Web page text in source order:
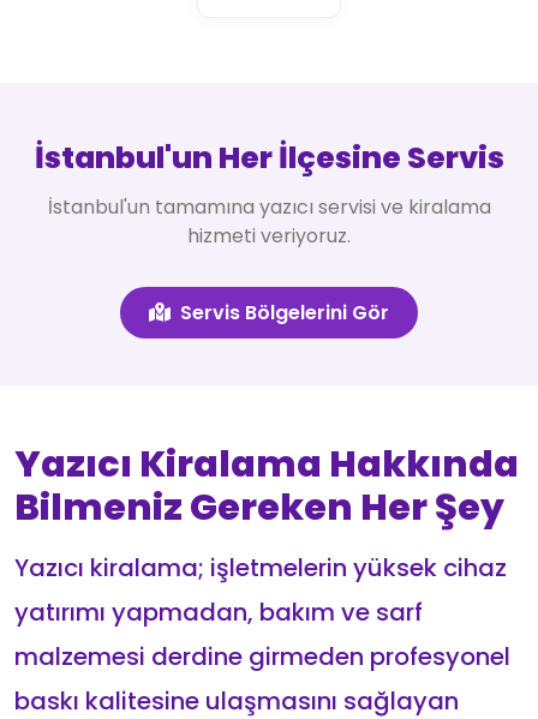
İstanbul'un Her İlçesine Servis
İstanbul'un tamamına yazıcı servisi ve kiralama
hizmeti veriyoruz.
Servis Bölgelerini Gör
Yazıcı Kiralama Hakkında
Bilmeniz Gereken Her Şey
Yazıcı kiralama; işletmelerin yüksek cihaz
yatırımı yapmadan, bakım ve sarf
malzemesi derdine girmeden profesyonel
baskı kalitesine ulaşmasını sağlayan